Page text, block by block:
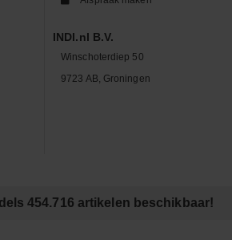
INDI.nl B.V.
Winschoterdiep 50
9723 AB, Groningen
454.716 artikelen beschikbaar!